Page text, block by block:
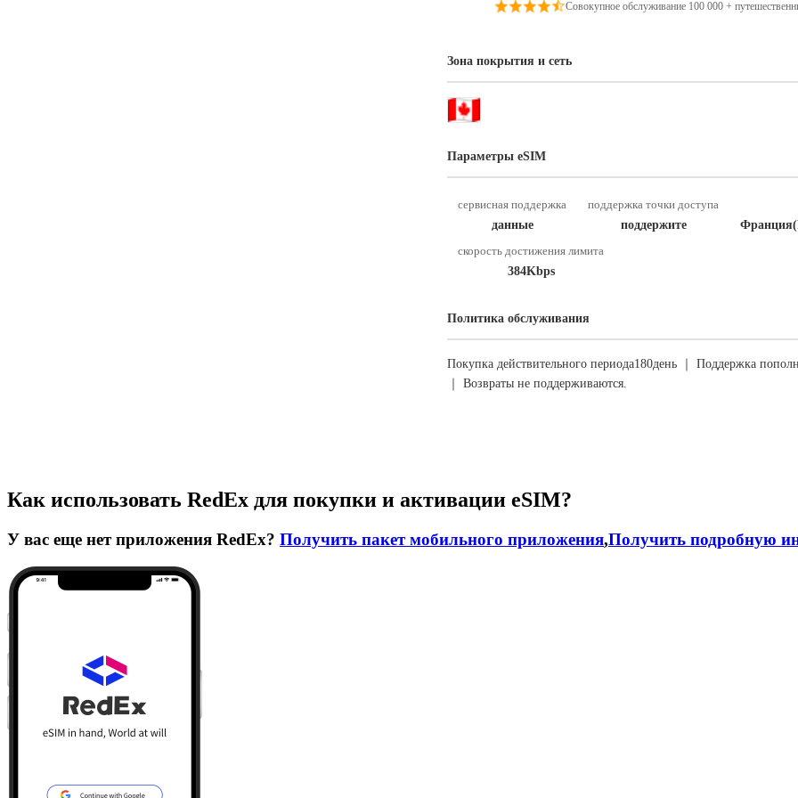
Совокупное обслуживание 100 000 +
Зона покрытия и сеть
Параметры eSIM
сервисная поддержка
данные
поддержка точки доступа
поддержите
скорость достижения лимита
384Kbps
Политика обслуживания
Покупка действительного периода180день ｜ Поддержка
｜ Возвраты не поддерживаются.
Как использовать RedEx для покупки и активации eSIM?
У вас еще нет приложения RedEx? Получить пакет мобильного приложения,Получить подробную